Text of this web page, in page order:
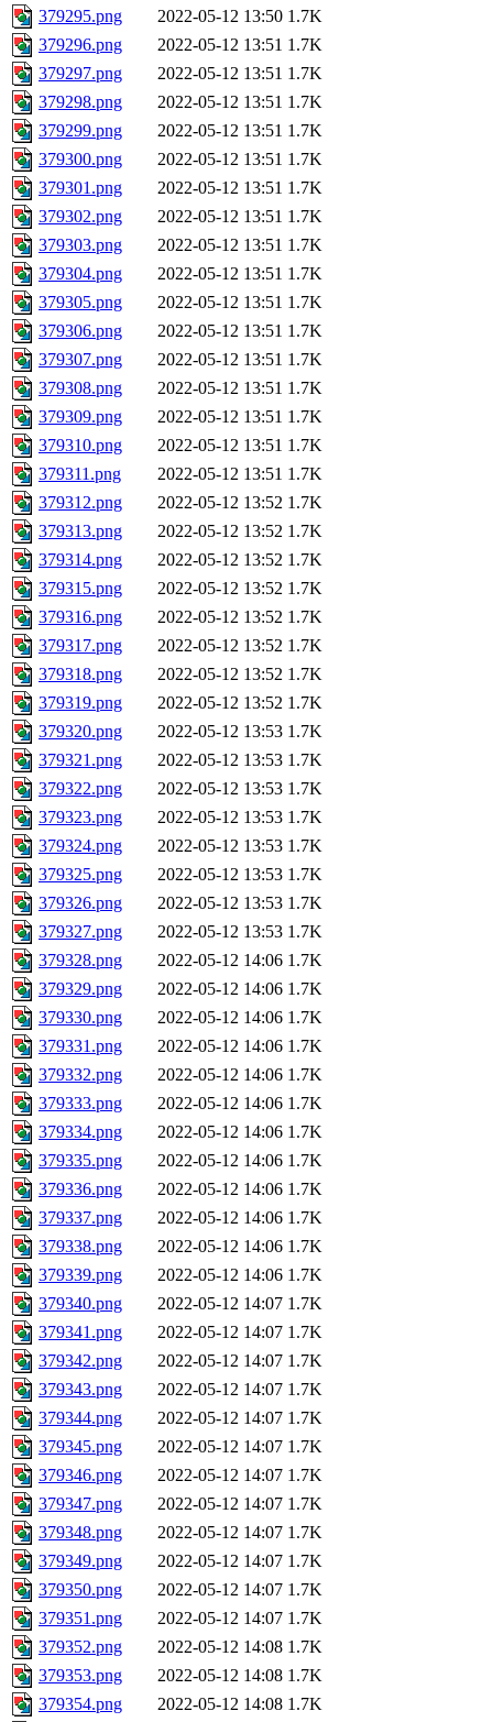
379295.png
2022-05-12 13:50 1.7K
379296.png
2022-05-12 13:51 1.7K
379297.png
2022-05-12 13:51 1.7K
379298.png
2022-05-12 13:51 1.7K
379299.png
2022-05-12 13:51 1.7K
379300.png
2022-05-12 13:51 1.7K
379301.png
2022-05-12 13:51 1.7K
379302.png
2022-05-12 13:51 1.7K
379303.png
2022-05-12 13:51 1.7K
379304.png
2022-05-12 13:51 1.7K
379305.png
2022-05-12 13:51 1.7K
379306.png
2022-05-12 13:51 1.7K
379307.png
2022-05-12 13:51 1.7K
379308.png
2022-05-12 13:51 1.7K
379309.png
2022-05-12 13:51 1.7K
379310.png
2022-05-12 13:51 1.7K
379311.png
2022-05-12 13:51 1.7K
379312.png
2022-05-12 13:52 1.7K
379313.png
2022-05-12 13:52 1.7K
379314.png
2022-05-12 13:52 1.7K
379315.png
2022-05-12 13:52 1.7K
379316.png
2022-05-12 13:52 1.7K
379317.png
2022-05-12 13:52 1.7K
379318.png
2022-05-12 13:52 1.7K
379319.png
2022-05-12 13:52 1.7K
379320.png
2022-05-12 13:53 1.7K
379321.png
2022-05-12 13:53 1.7K
379322.png
2022-05-12 13:53 1.7K
379323.png
2022-05-12 13:53 1.7K
379324.png
2022-05-12 13:53 1.7K
379325.png
2022-05-12 13:53 1.7K
379326.png
2022-05-12 13:53 1.7K
379327.png
2022-05-12 13:53 1.7K
379328.png
2022-05-12 14:06 1.7K
379329.png
2022-05-12 14:06 1.7K
379330.png
2022-05-12 14:06 1.7K
379331.png
2022-05-12 14:06 1.7K
379332.png
2022-05-12 14:06 1.7K
379333.png
2022-05-12 14:06 1.7K
379334.png
2022-05-12 14:06 1.7K
379335.png
2022-05-12 14:06 1.7K
379336.png
2022-05-12 14:06 1.7K
379337.png
2022-05-12 14:06 1.7K
379338.png
2022-05-12 14:06 1.7K
379339.png
2022-05-12 14:06 1.7K
379340.png
2022-05-12 14:07 1.7K
379341.png
2022-05-12 14:07 1.7K
379342.png
2022-05-12 14:07 1.7K
379343.png
2022-05-12 14:07 1.7K
379344.png
2022-05-12 14:07 1.7K
379345.png
2022-05-12 14:07 1.7K
379346.png
2022-05-12 14:07 1.7K
379347.png
2022-05-12 14:07 1.7K
379348.png
2022-05-12 14:07 1.7K
379349.png
2022-05-12 14:07 1.7K
379350.png
2022-05-12 14:07 1.7K
379351.png
2022-05-12 14:07 1.7K
379352.png
2022-05-12 14:08 1.7K
379353.png
2022-05-12 14:08 1.7K
379354.png
2022-05-12 14:08 1.7K